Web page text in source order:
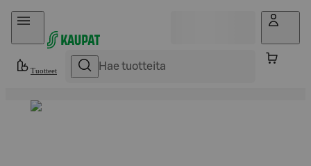
Hyppää sisältöön
Tuotteet